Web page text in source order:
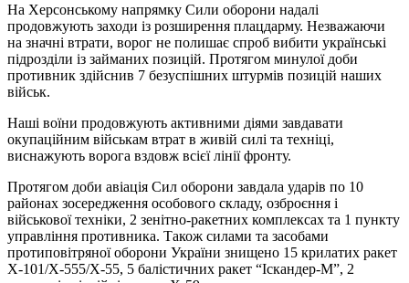
На Херсонському напрямку Сили оборони надалі
продовжують заходи із розширення плацдарму. Незважаючи
на значні втрати, ворог не полишає спроб вибити українські
підрозділи із займаних позицій. Протягом минулої доби
противник здійснив 7 безуспішних штурмів позицій наших
військ.
Наші воїни продовжують активними діями завдавати
окупаційним військам втрат в живій силі та техніці,
виснажують ворога вздовж всієї лінії фронту.
Протягом доби авіація Сил оборони завдала ударів по 10
районах зосередження особового складу, озброєння і
військової техніки, 2 зенітно-ракетних комплексах та 1 пункту
управління противника. Також силами та засобами
протиповітряної оборони України знищено 15 крилатих ракет
Х-101/Х-555/Х-55, 5 балістичних ракет “Іскандер-М”, 2